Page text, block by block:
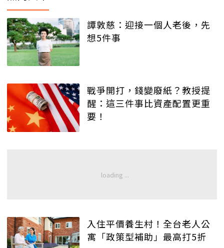
譚敦慈：迎接一個人老後，先
想5件事
戰爭開打，錢變廢紙？教授提
醒：這三件事比資產配置更重
要！
入住平價養生村！全台老人公
寓「政策型補助」最高打5折